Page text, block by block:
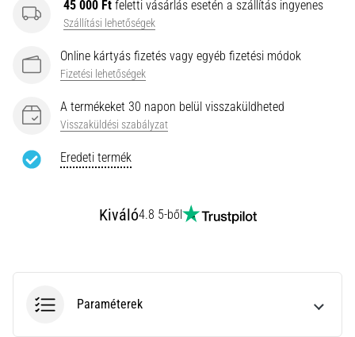
megelőzés
más
iliotibiális
szalag
szindróma
(ITBS),
egy
a…
45 000 Ft feletti vásárlás esetén a szállítás ingyenes
Szállítási lehetőségek
Online kártyás fizetés vagy egyéb fizetési módok
Fizetési lehetőségek
A termékeket 30 napon belül visszaküldheted
Visszaküldési szabályzat
Eredeti termék
Kiváló4.8 5-ből
Paraméterek